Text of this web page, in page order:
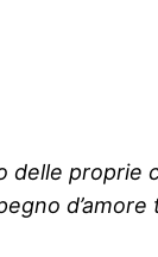
delle